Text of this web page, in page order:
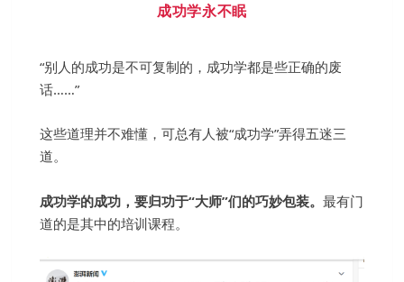
成功学永不眠
“别人的成功是不可复制的，成功学都是些正确的废
话……”
这些道理并不难懂，可总有人被“成功学”弄得五迷三
道。
成功学的成功，要归功于“大师”们的巧妙包装。最有门
道的是其中的培训课程。